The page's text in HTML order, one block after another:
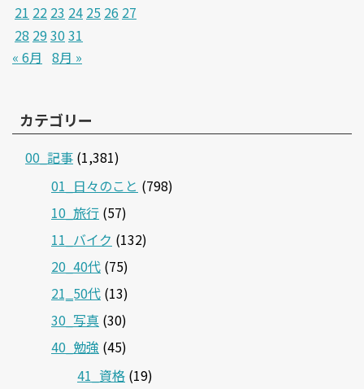
21 22 23 24 25 26 27
28 293031
« 6月 8月 »
カテゴリー
00_記事 (1,381)
01_日々のこと (798)
10_旅行 (57)
11_バイク (132)
20_40代 (75)
21‗50代 (13)
30_写真 (30)
40_勉強 (45)
41_資格 (19)